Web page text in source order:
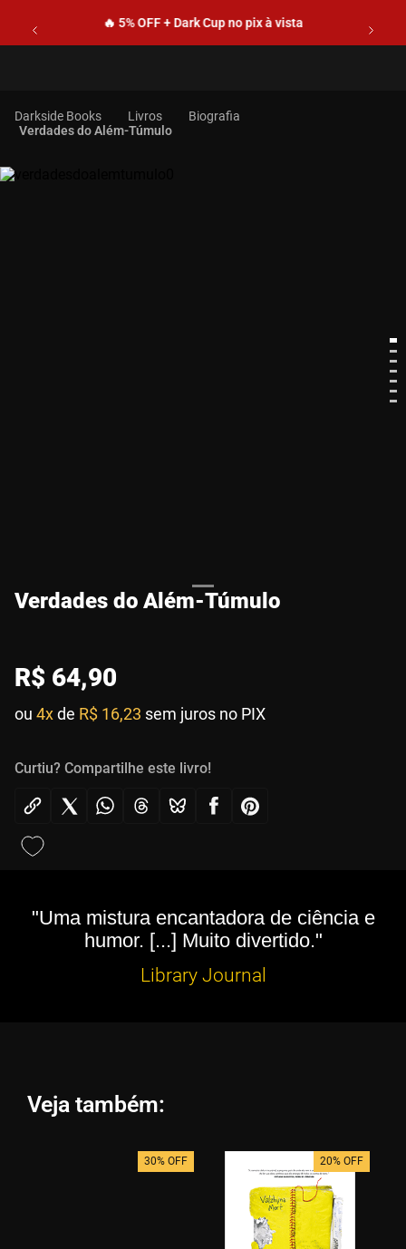
🔥 5% OFF + Dark Cup no pix à vista
Livros
Biografia
Verdades do Além-Túmulo
Verdades do Além-Túmulo
R$ 64,90
ou 4xde R$ 16,23 sem juros no PIX
Curtiu? Compartilhe este livro!
"Uma mistura encantadora de ciência e
humor. [...] Muito divertido."
Library Journal
Veja também:
30% OFF 20% OFF